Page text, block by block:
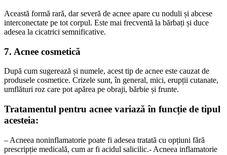
Această formă rară, dar severă de acnee apare cu noduli și abcese
interconectate pe tot corpul. Este mai frecventă la bărbați și duce
adesea la cicatrici semnificative.
7. Acnee cosmetică
După cum sugerează și numele, acest tip de acnee este cauzat de
produsele cosmetice. Crizele sunt, în general, mici, erupții cutanate,
umflături roz care pot apărea pe obraji, bărbie și frunte.
Tratamentul pentru acnee variază în funcție de tipul
acesteia:
– Acneea noninflamatorie poate fi adesea tratată cu opțiuni fără
prescripție medicală, cum ar fi acidul salicilic.- Acneea inflamatorie